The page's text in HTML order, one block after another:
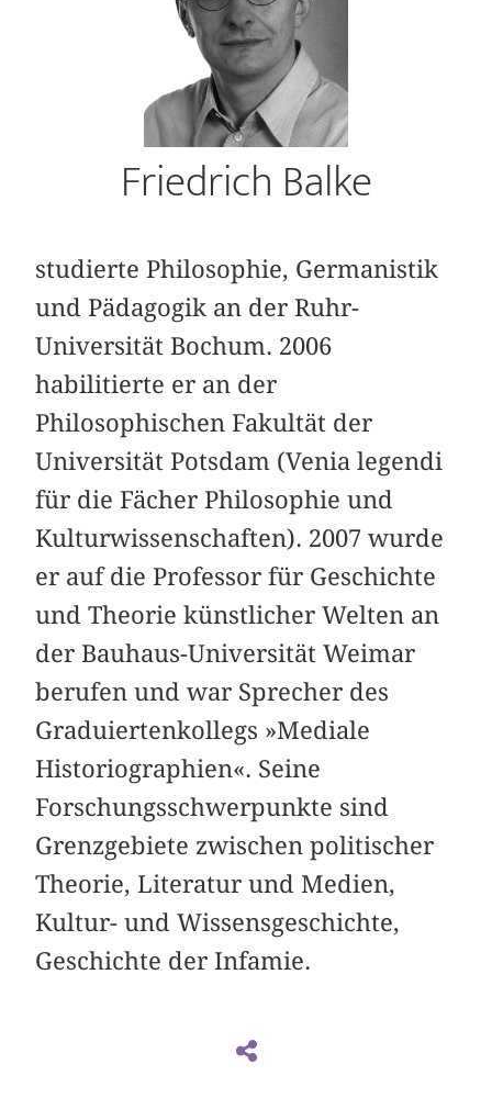
Friedrich Balke
studierte Philosophie, Germanistik
und Pädagogik an der Ruhr-
Universität Bochum. 2006
habilitierte er an der
Philosophischen Fakultät der
Universität Potsdam (Venia legendi
für die Fächer Philosophie und
Kulturwissenschaften). 2007 wurde
er auf die Professor für Geschichte
und Theorie künstlicher Welten an
der Bauhaus-Universität Weimar
berufen und war Sprecher des
Graduiertenkollegs »Mediale
Historiographien«. Seine
Forschungsschwerpunkte sind
Grenzgebiete zwischen politischer
Theorie, Literatur und Medien,
Kultur- und Wissensgeschichte,
Geschichte der Infamie.